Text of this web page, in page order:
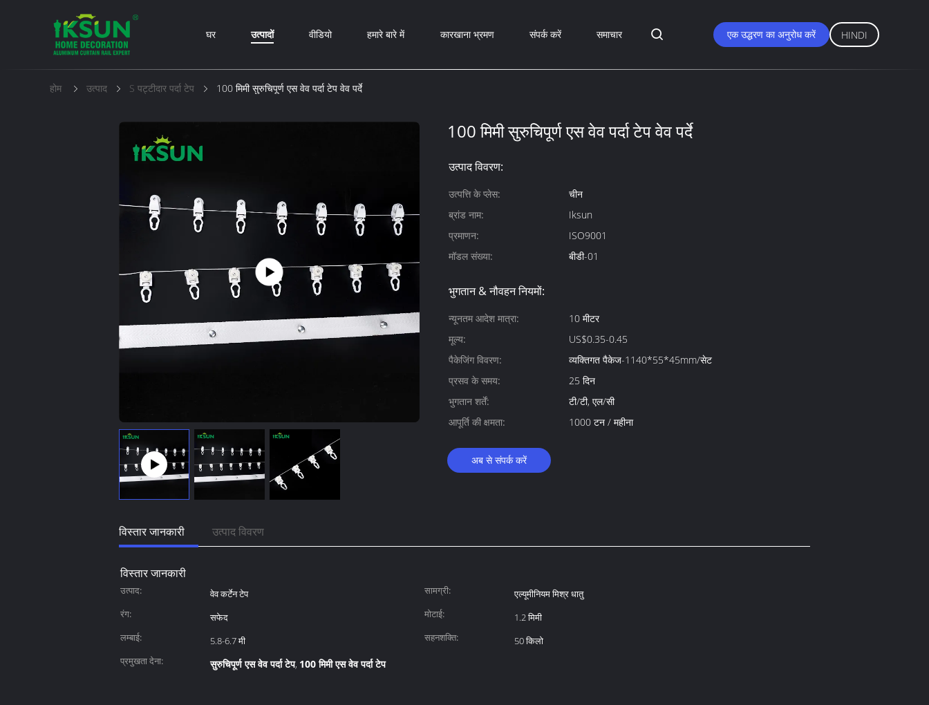
घर उत्पादों वीडियो हमारे बारे में कारखाना भ्रमण संपर्क करें समाचार एक उद्धरण का अनुरोध करें HINDI
होम उत्पाद S पट्टीदार पर्दा टेप 100 मिमी सुरुचिपूर्ण एस वेव पर्दा टेप वेव पर्दे
100 मिमी सुरुचिपूर्ण एस वेव पर्दा टेप वेव पर्दे
उत्पाद विवरण:
उत्पत्ति के प्लेस:
चीन
ब्रांड नाम:
Iksun
प्रमाणन:
ISO9001
मॉडल संख्या:
बीडी-01
भुगतान & नौवहन नियमों:
न्यूनतम आदेश मात्रा:
10 मीटर
मूल्य:
US$0.35-0.45
पैकेजिंग विवरण:
व्यक्तिगत पैकेज-1140*55*45mm/सेट
प्रसव के समय:
25 दिन
भुगतान शर्तें:
टी/टी, एल/सी
आपूर्ति की क्षमता:
1000 टन / महीना
अब से संपर्क करें
विस्तार जानकारी उत्पाद विवरण
विस्तार जानकारी
उत्पाद: वेव कर्टेन टेप सामग्री:
एल्यूमीनियम मिश्र धातु
रंग:
सफेद मोटाई:
1.2 मिमी
लम्बाई:
5.8-6.7 मी सहनशक्ति:
50 किलो
प्रमुखता देना:
सुरुचिपूर्ण एस वेव पर्दा टेप, 100 मिमी एस वेव पर्दा टेप